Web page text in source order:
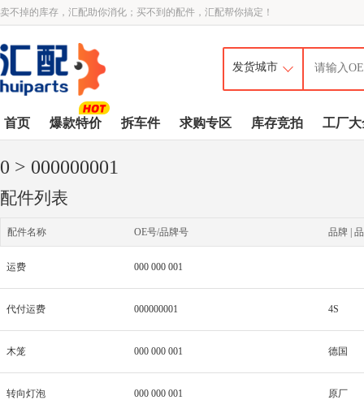
卖不掉的库存，汇配助你消化；买不到的配件，汇配帮你搞定！
首页 爆款特价 拆车件 求购专区 库存竞拍 工厂大
0 > 000000001
配件列表
配件名称 OE号/品牌号 品牌 |
运费 000 000 001
代付运费 000000001 4S
木笼 000 000 001 德国
转向灯泡 000 000 001 原厂